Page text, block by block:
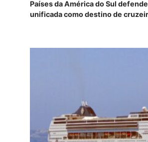
Países da América do Sul
unificada como destino de